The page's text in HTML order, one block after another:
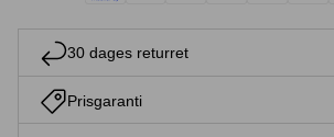
30 dages returret
Prisgaranti